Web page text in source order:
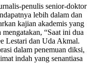
penulis senior-doktor
lebih dalam dan
kajian akademis yang
“Saat ini dua
Lestari dan Uda Akmal.
dalam penemuan diksi,
indah yang senantiasa